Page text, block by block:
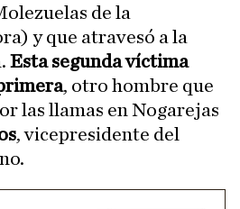
de la
y que atravesó a la
Esta segunda víctima
, otro hombre que
las llamas en Nogarejas
, vicepresidente del